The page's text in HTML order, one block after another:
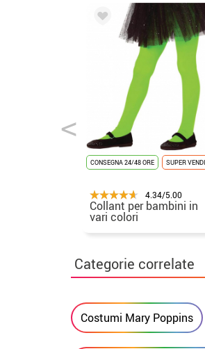
CONSEGNA 24/48 ORE SUPER
4.34/5.00
Collant per bambini in
vari colori
Categorie correlate
Costumi Mary Poppins